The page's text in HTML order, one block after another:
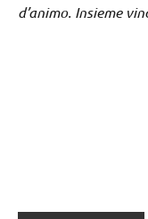
d’animo. Insieme